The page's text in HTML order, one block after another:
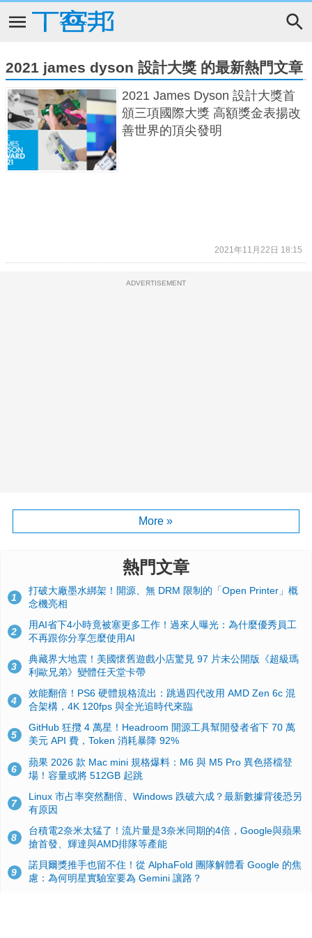
2021 james dyson 設計大獎 的最新熱門文章
2021 James Dyson 設計大獎首
頒三項國際大獎 高額獎金表揚改
善世界的頂尖發明
2021年11月22日 18:15
ADVERTISEMENT
More »
熱門文章
1
打破大廠墨水綁架！開源、無 DRM 限制的「Open Printer」概
念機亮相
2
用AI省下4小時竟被塞更多工作！過來人曝光：為什麼優秀員工
不再跟你分享怎麼使用AI
3
典藏界大地震！美國懷舊遊戲小店驚見 97 片未公開版《超級瑪
利歐兄弟》變體任天堂卡帶
4
效能翻倍！PS6 硬體規格流出：跳過四代改用 AMD Zen 6c 混
合架構，4K 120fps 與全光追時代來臨
5
GitHub 狂攬 4 萬星！Headroom 開源工具幫開發者省下 70 萬
美元 API 費，Token 消耗暴降 92%
6
蘋果 2026 款 Mac mini 規格爆料：M6 與 M5 Pro 異色搭檔登
場！容量或將 512GB 起跳
7
Linux 市占率突然翻倍、Windows 跌破六成？最新數據背後恐另
有原因
8
台積電2奈米太猛了！流片量是3奈米同期的4倍，Google與蘋果
搶首發、輝達與AMD排隊等產能
9
諾貝爾獎推手也留不住！從 AlphaFold 團隊解體看 Google 的焦
慮：為何明星實驗室要為 Gemini 讓路？